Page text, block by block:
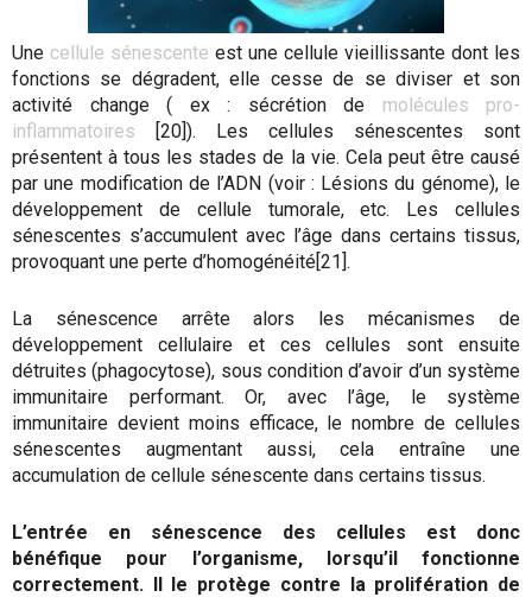
Une cellule sénescente est une cellule vieillissante dont les
fonctions se dégradent, elle cesse de se diviser et son
activité change ( ex : sécrétion de molécules pro-
inflammatoires [20]). Les cellules sénescentes sont
présentent à tous les stades de la vie. Cela peut être causé
par une modification de l’ADN (voir : Lésions du génome), le
développement de cellule tumorale, etc. Les cellules
sénescentes s’accumulent avec l’âge dans certains tissus,
provoquant une perte d’homogénéité[21].
La sénescence arrête alors les mécanismes de
développement cellulaire et ces cellules sont ensuite
détruites (phagocytose), sous condition d’avoir d’un système
immunitaire performant. Or, avec l’âge, le système
immunitaire devient moins efficace, le nombre de cellules
sénescentes augmentant aussi, cela entraîne une
accumulation de cellule sénescente dans certains tissus.
L’entrée en sénescence des cellules est donc
bénéfique pour l’organisme, lorsqu’il fonctionne
correctement. Il le protège contre la prolifération de